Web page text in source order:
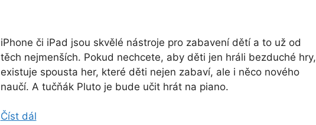
iPhone či iPad jsou skvělé nástroje pro zabavení dětí a to už od
těch nejmenších. Pokud nechcete, aby děti jen hráli bezduché hry,
existuje spousta her, které děti nejen zabaví, ale i něco nového
naučí. A tučňák Pluto je bude učit hrát na piano.
Číst dál